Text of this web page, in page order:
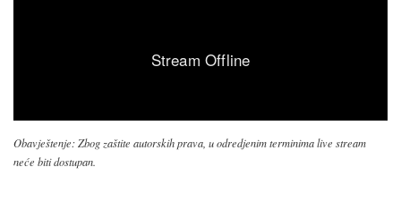
Obavještenje: Zbog zaštite autorskih prava, u odredjenim terminima live stream
neće biti dostupan.